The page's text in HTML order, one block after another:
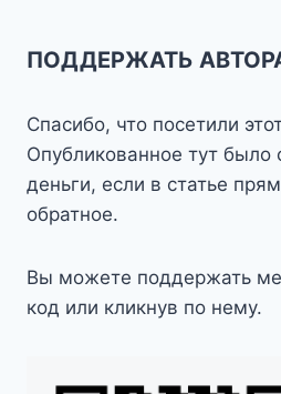
ПОДДЕРЖАТЬ
Спасибо, что посетили
Опубликованное тут было
деньги, если в статье
обратное.
Вы можете поддержать
код или кликнув по нему.